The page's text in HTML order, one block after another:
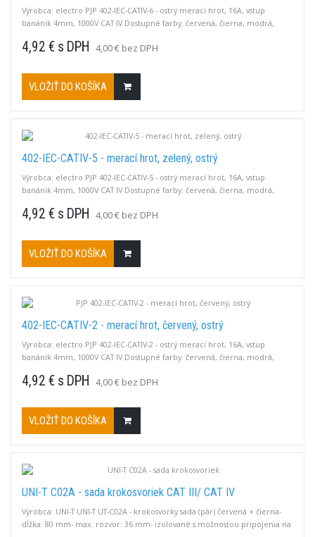
Výrobca: electro PJP 402-IEC-CATIV-6 - ostrý merací hrot, 16A, vstup
banánik 4mm, 1000V CAT IV Dostupné farby: červená, čierna, modrá,
4,92 € s DPH 4,00 € bez DPH
VLOŽIŤ DO KOŠÍKA
402-IEC-CATIV-5 - merací hrot, zelený, ostrý
Výrobca: electro PJP 402-IEC-CATIV-5 - ostrý merací hrot, 16A, vstup
banánik 4mm, 1000V CAT IV Dostupné farby: červená, čierna, modrá,
4,92 € s DPH 4,00 € bez DPH
VLOŽIŤ DO KOŠÍKA
402-IEC-CATIV-2 - merací hrot, červený, ostrý
Výrobca: electro PJP 402-IEC-CATIV-2 - ostrý merací hrot, 16A, vstup
banánik 4mm, 1000V CAT IV Dostupné farby: červená, čierna, modrá,
4,92 € s DPH 4,00 € bez DPH
VLOŽIŤ DO KOŠÍKA
UNI-T C02A - sada krokosvoriek CAT III/ CAT IV
Výrobca: UNI-T UNI-T UT-C02A - krokosvorky sada (pár) červená + čierna-
dĺžka: 80 mm- max. rozvor: 36 mm- izolované s možnosťou pripojenia na